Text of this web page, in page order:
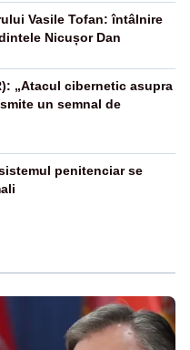
Vasile Tofan: întâlnire
Nicușor Dan
„Atacul cibernetic asupra
un semnal de
penitenciar se